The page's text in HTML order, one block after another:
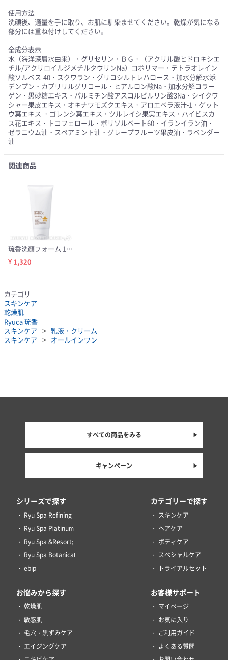
使用方法
洗顔後、適量を手に取り、お肌に馴染ませてください。乾燥が気になる
部分には重ね付けしてください。
全成分表示
水（海洋深層水由来）・グリセリン・ＢＧ・（アクリル酸ヒドロキシエ
チル/アクリロイルジメチルタウリンNa）コポリマー・テトラオレイン
酸ソルベス-40・スクワラン・グリコシルトレハロース・加水分解水添
デンプン・カプリリルグリコール・ヒアルロン酸Na・加水分解コラー
ゲン・黒砂糖エキス・パルミチン酸アスコルビルリン酸3Na・シイクワ
シャー果皮エキス・オキナワモズクエキス・アロエベラ液汁-1・ゲット
ウ葉エキス ・ゴレンシ葉エキス・ツルレイシ果実エキス・ハイビスカ
ス花エキス・トコフェロール・ポリソルベート60・イランイラン油・
ゼラニウム油・スペアミント油・グレープフルーツ果皮油・ラベンダー
油
関連商品
琉香洗顔フォーム 100g
¥ 1,320
カテゴリ
スキンケア
乾燥肌
Ryuca 琉香
スキンケア
乳液・クリーム
スキンケア
オールインワン
すべての商品をみる
キャンペーン
シリーズで探す
Ryu Spa Refining
Ryu Spa Platinum
Ryu Spa &Resort;
Ryu Spa Botanical
ebip
カテゴリーで探す
スキンケア
ヘアケア
ボディケア
スペシャルケア
トライアルセット
お悩みから探す
乾燥肌
敏感肌
毛穴・黒ずみケア
エイジングケア
お客様サポート
マイページ
お気に入り
ご利用ガイド
よくある質問